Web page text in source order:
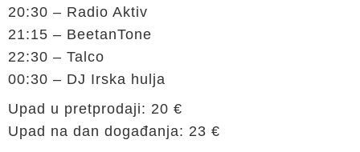
20:30 – Radio Aktiv
21:15 – BeetanTone
22:30 – Talco
00:30 – DJ Irska hulja
Upad u pretprodaji: 20 €
Upad na dan događanja: 23 €